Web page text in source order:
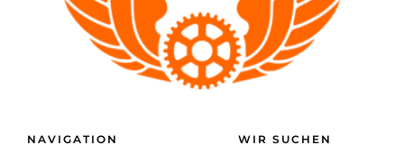
NAVIGATION
WIR SUCHEN